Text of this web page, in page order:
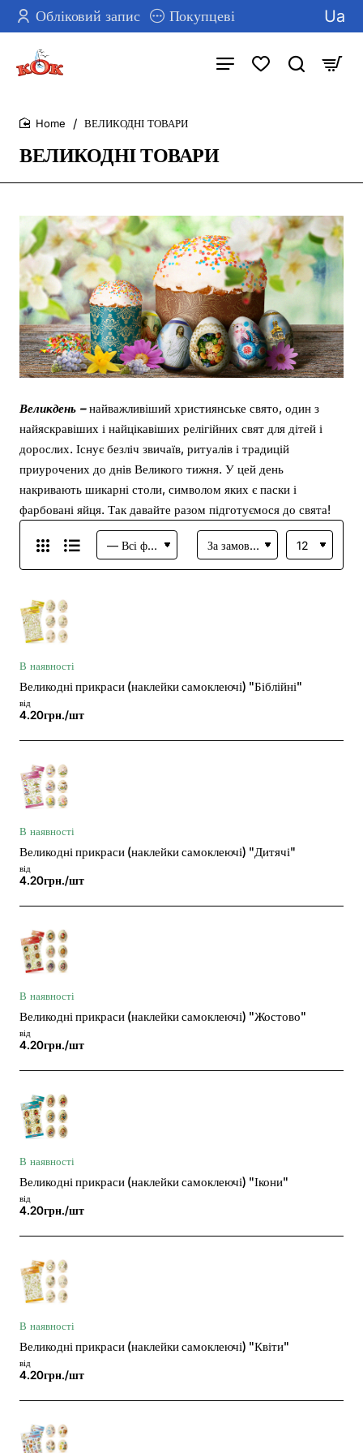
Обліковий запис Покупцеві Ua
ВЕЛИКОДНІ ТОВАРИ
ВЕЛИКОДНІ ТОВАРИ
Великдень –найважливіший християнське свято, один з
найяскравіших і найцікавіших релігійних свят для дітей і
дорослих. Існує безліч звичаїв, ритуалів і традицій
приурочених до днів Великого тижня. У цей день
накривають шикарні столи, символом яких є паски і
фарбовані яйця. Так давайте разом підготуємося до свята!
В наявності
Великодні прикраси (наклейки самоклеючі) "Біблійні"
від
4.20грн./шт
В наявності
Великодні прикраси (наклейки самоклеючі) "Дитячі"
від
4.20грн./шт
В наявності
Великодні прикраси (наклейки самоклеючі) "Жостово"
від
4.20грн./шт
В наявності
Великодні прикраси (наклейки самоклеючі) "Ікони"
від
4.20грн./шт
В наявності
Великодні прикраси (наклейки самоклеючі) "Квіти"
від
4.20грн./шт